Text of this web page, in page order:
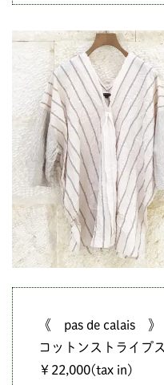
《 pas de calais 》
コットンストライプ
￥22,000(tax in)